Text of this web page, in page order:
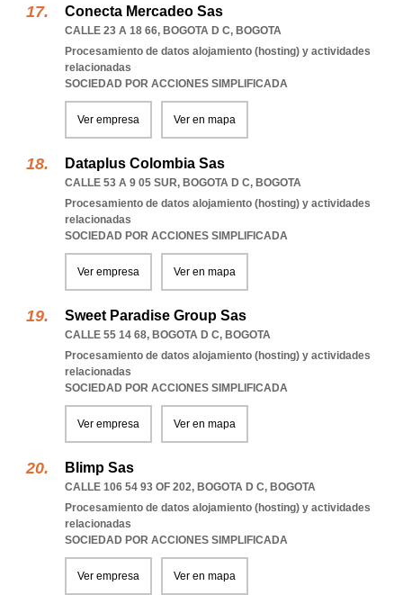
Conecta Mercadeo Sas
CALLE 23 A 18 66, BOGOTA D C, BOGOTA
Procesamiento de datos alojamiento (hosting) y actividades
relacionadas
SOCIEDAD POR ACCIONES SIMPLIFICADA
Ver empresa Ver en mapa
Dataplus Colombia Sas
CALLE 53 A 9 05 SUR, BOGOTA D C, BOGOTA
Procesamiento de datos alojamiento (hosting) y actividades
relacionadas
SOCIEDAD POR ACCIONES SIMPLIFICADA
Ver empresa Ver en mapa
Sweet Paradise Group Sas
CALLE 55 14 68, BOGOTA D C, BOGOTA
Procesamiento de datos alojamiento (hosting) y actividades
relacionadas
SOCIEDAD POR ACCIONES SIMPLIFICADA
Ver empresa Ver en mapa
Blimp Sas
CALLE 106 54 93 OF 202, BOGOTA D C, BOGOTA
Procesamiento de datos alojamiento (hosting) y actividades
relacionadas
SOCIEDAD POR ACCIONES SIMPLIFICADA
Ver empresa Ver en mapa